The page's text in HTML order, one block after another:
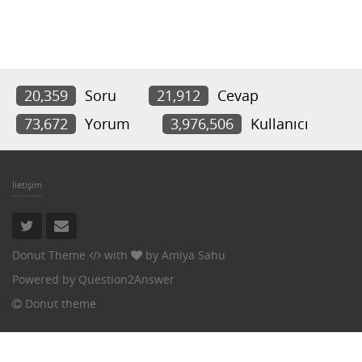
20,359 Soru 21,912
Cevap
73,672
Yorum 3,976,506 Kullanıcı
İletişim
Donut Theme with by Amiya Sahu
Powered by Question2Answer
Donut theme